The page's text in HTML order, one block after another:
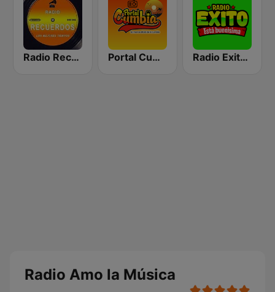
Radio Recuerdos Portal Cumbia Radio Exito FM
Radio Amo la Música